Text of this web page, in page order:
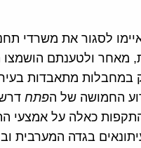
לסגור את משרדי
מאחר ולטענתם
במחבלות מתאבדות
החמושה של הפתח
מהתחנה בתוך 24 שעות, ולא – איימו לסגור את משרדיה.[8] התקפות
בגדה המערבית